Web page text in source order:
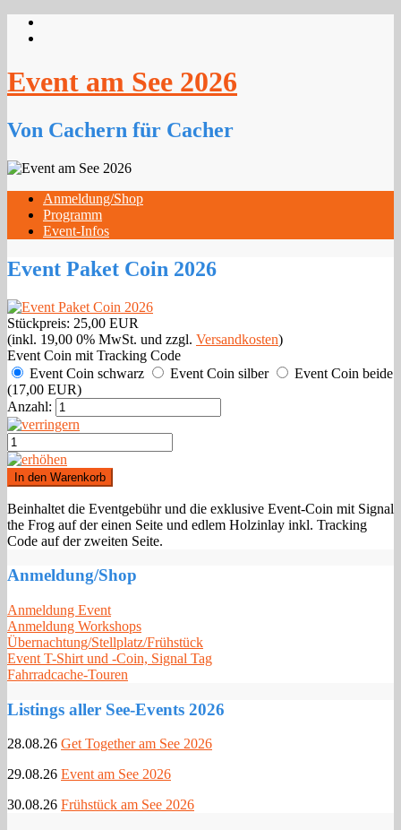
Event am See 2026
Von Cachern für Cacher
Anmeldung/Shop
Programm
Event-Infos
Event Paket Coin 2026
Stückpreis: 25,00 EUR
(inkl. 19,00 0% MwSt. und zzgl. Versandkosten)
Event Coin mit Tracking Code
Event Coin schwarz
Event Coin silber
Event Coin beide
(17,00 EUR)
Anzahl:
Beinhaltet die Eventgebühr und die exklusive Event-Coin mit Signal
the Frog auf der einen Seite und edlem Holzinlay inkl. Tracking
Code auf der zweiten Seite.
Anmeldung/Shop
Anmeldung Event
Anmeldung Workshops
Übernachtung/Stellplatz/Frühstück
Event T-Shirt und -Coin, Signal Tag
Fahrradcache-Touren
Listings aller See-Events 2026
28.08.26 Get Together am See 2026
29.08.26 Event am See 2026
30.08.26 Frühstück am See 2026